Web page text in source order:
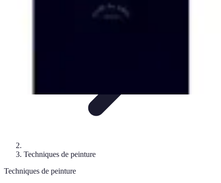
Techniques de peinture
Techniques de peinture